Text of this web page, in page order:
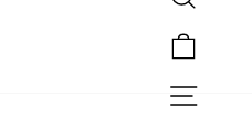
Rechercher
Navigation